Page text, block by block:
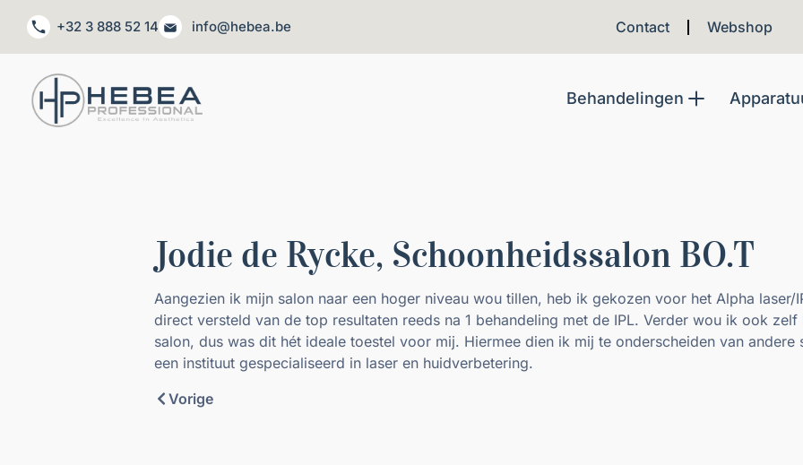
+32 3 888 52 14 info@hebea.be Contact Webshop
Behandelingen
Jodie de Rycke, Schoonheidssalon BO.T
Aangezien ik mijn salon naar een hoger niveau wou tillen, heb ik gekozen voor het Alpha laser/
direct versteld van de top resultaten reeds na 1 behandeling met de IPL. Verder wou ik ook
salon, dus was dit hét ideale toestel voor mij. Hiermee dien ik mij te onderscheiden van
een instituut gespecialiseerd in laser en huidverbetering.
Vorige